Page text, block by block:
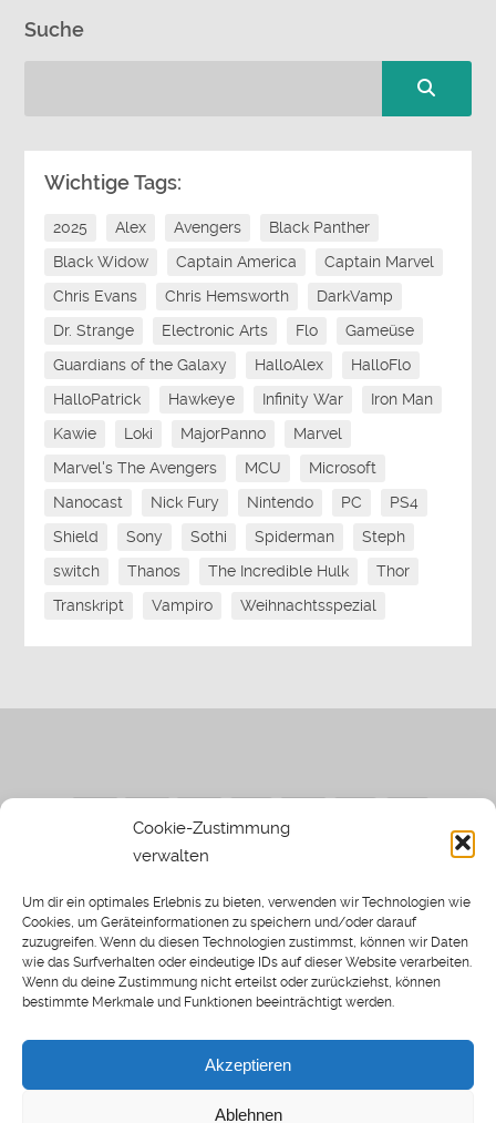
Cookie-Zustimmung
verwalten
Um dir ein optimales Erlebnis zu bieten, verwenden wir Technologien wie
Cookies, um Geräteinformationen zu speichern und/oder darauf
zuzugreifen. Wenn du diesen Technologien zustimmst, können wir Daten
wie das Surfverhalten oder eindeutige IDs auf dieser Website verarbeiten.
Wenn du deine Zustimmung nicht erteilst oder zurückziehst, können
bestimmte Merkmale und Funktionen beeinträchtigt werden.
Akzeptieren
Ablehnen
Suche
Wichtige Tags:
2025 Alex Avengers
Black Panther
Black Widow
Captain America
Captain Marvel
Chris Evans
Chris Hemsworth
DarkVamp
Dr. Strange
Electronic Arts Flo
Gameüse
Guardians of the Galaxy
HalloAlex
HalloFlo
HalloPatrick
Hawkeye Infinity War
Iron Man
Kawie
Loki MajorPanno
Marvel
Marvel's The Avengers
MCU
Microsoft
Nanocast
Nick Fury Nintendo PC
PS4
Shield
Sony Sothi Spiderman
Steph
switch
Thanos The Incredible Hulk
Thor
Transkript
Vampiro Weihnachtsspezial
Spielwiese